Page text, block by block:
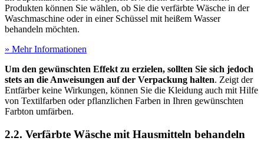
Produkten können Sie wählen, ob Sie die verfärbte Wäsche in der
Waschmaschine oder in einer Schüssel mit heißem Wasser
behandeln möchten.
» Mehr Informationen
Um den gewünschten Effekt zu erzielen, sollten Sie sich jedoch
stets an die Anweisungen auf der Verpackung halten. Zeigt der
Entfärber keine Wirkungen, können Sie die Kleidung auch mit Hilfe
von Textilfarben oder pflanzlichen Farben in Ihren gewünschten
Farbton umfärben.
2.2. Verfärbte Wäsche mit Hausmitteln behandeln